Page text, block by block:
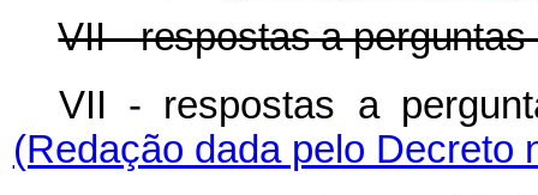
VII - respostas a
VII - respostas a
(Redação dada pelo Decreto